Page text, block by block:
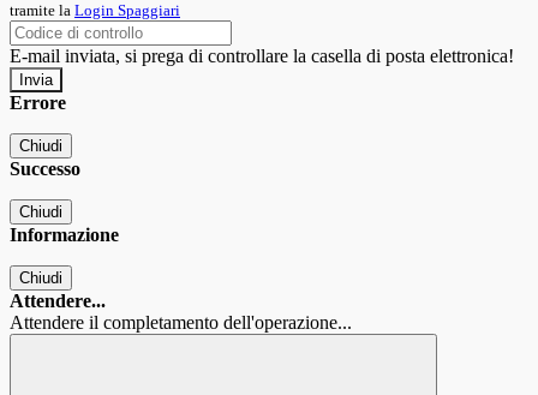
tramite la Login Spaggiari
E-mail inviata, si prega di controllare la casella di posta elettronica!
Errore
Chiudi
Successo
Chiudi
Informazione
Chiudi
Attendere...
Attendere il completamento dell'operazione...